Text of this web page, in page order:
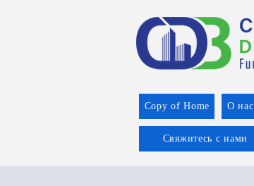
Copy of Home О нас
Свяжитесь с нами